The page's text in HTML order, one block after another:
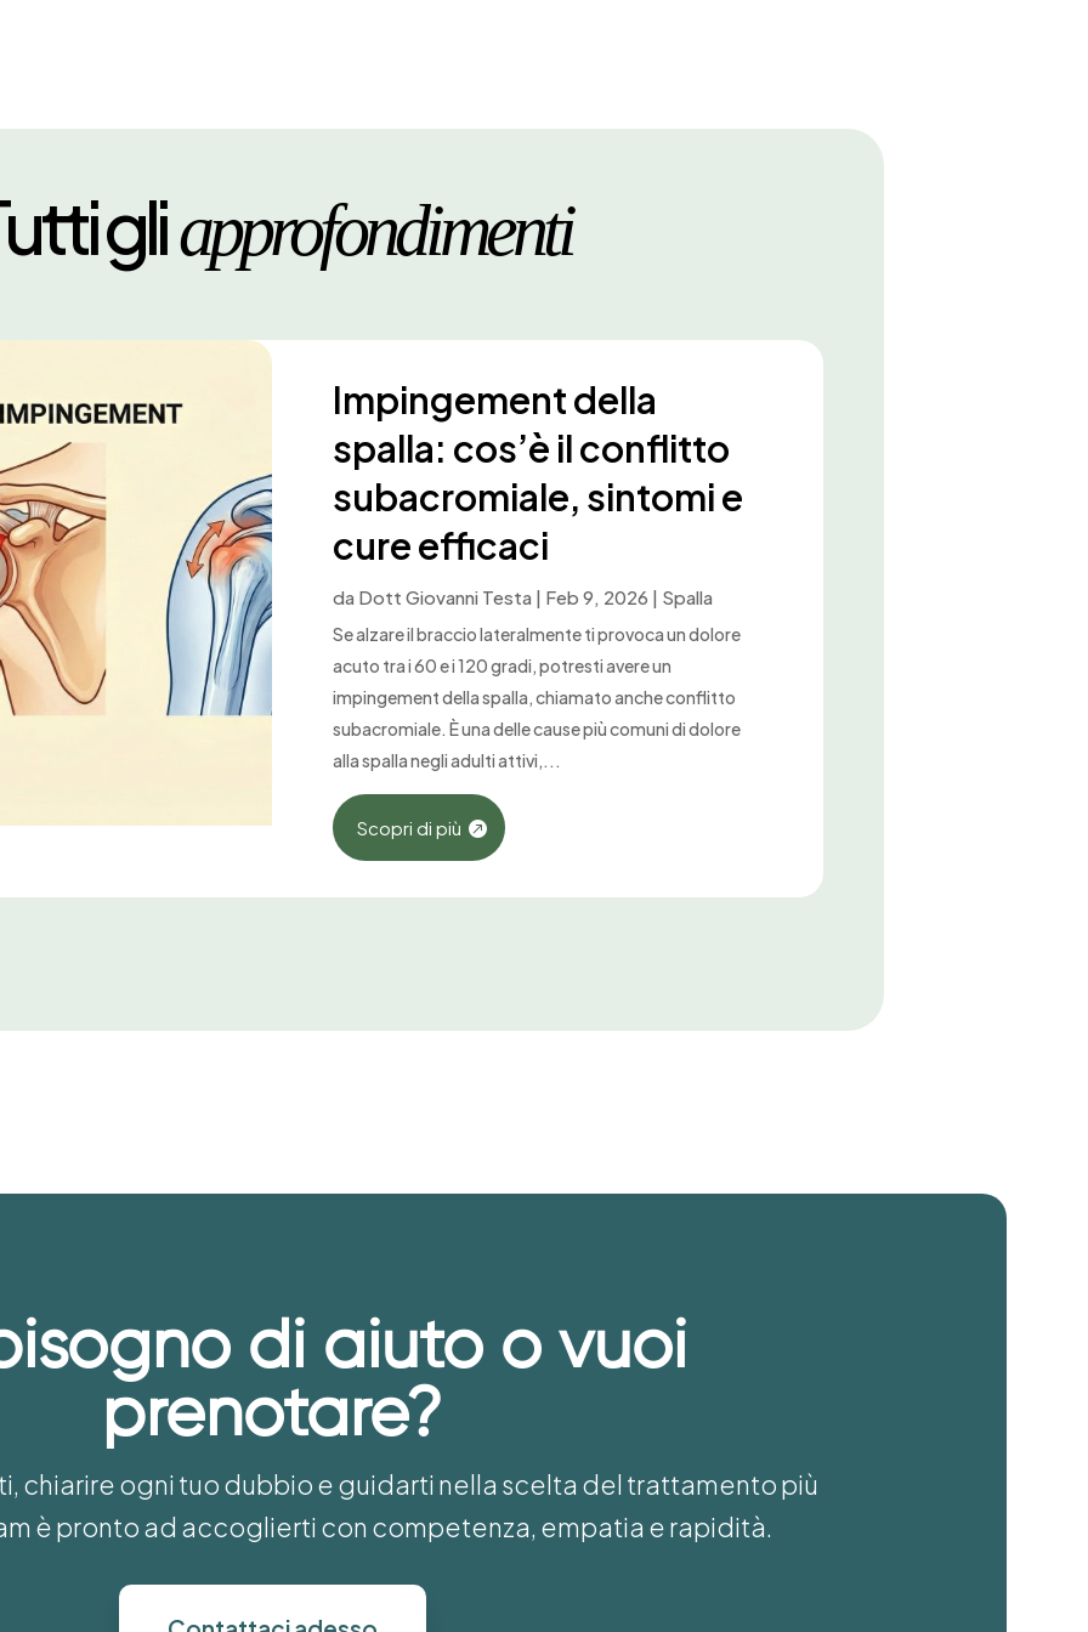
gliapprofondimenti
Impingement della
spalla: cos’è il conflitto
subacromiale, sintomi e
cure efficaci
da Dott Giovanni Testa | Feb 9, 2026 | Spalla
Se alzare il braccio lateralmente ti provoca un dolore
acuto tra i 60 e i 120 gradi, potresti avere un
impingement della spalla, chiamato anche conflitto
subacromiale. È una delle cause più comuni di dolore
alla spalla negli adulti attivi,...
Scopri di più
di aiuto o vuoi
prenotare?
chiarire ogni tuo dubbio e guidarti nella scelta del trattamento più
è pronto ad accoglierti con competenza, empatia e rapidità.